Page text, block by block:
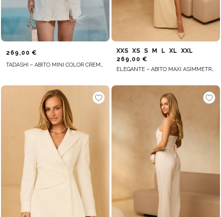
269,00 €
TADASHI – ABITO MINI COLOR CREMA IN PIZZO CON PIUME
XXS XS S M L XL
XXL
269,00 €
ELEGANTE – ABITO MAXI ASIMMETRICO COLOR ECRU CON SPILLA IN PIUME